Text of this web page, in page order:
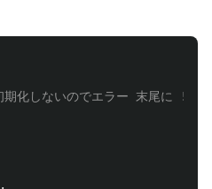
化しないのでエラー 末尾に ! で